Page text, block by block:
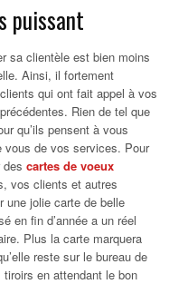
puissant
sa clientèle est bien moins
Ainsi, il fortement
qui ont fait appel à vos
Rien de tel que
qu’ils pensent à vous
vous de vos services. Pour
cartes de voeux
vos clients et autres
une jolie carte de belle
en fin d’année a un réel
Plus la carte marquera
reste sur le bureau de
en attendant le bon